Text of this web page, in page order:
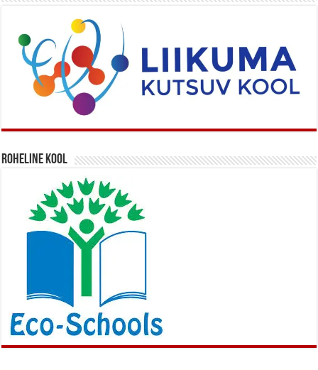
Roheline kool